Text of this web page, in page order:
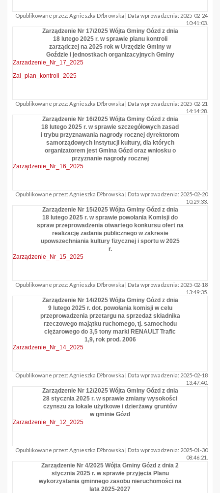
Opublikowane przez: Agnieszka D?browska | Data wprowadzenia: 2025-02-24
10:41:03.
Zarządzenie Nr 17/2025 Wójta Gminy Gózd z dnia
18 lutego 2025 r. w sprawie planu kontroli
zarządczej na 2025 rok w Urzędzie Gminy w
Goździe i jednostkach organizacyjnych Gminy
Zarzadzenie_Nr_17_2025
Zal_plan_kontroli_2025
Opublikowane przez: Agnieszka D?browska | Data wprowadzenia: 2025-02-21
14:14:28.
Zarządzenie Nr 16/2025 Wójta Gminy Gózd z dnia
18 lutego 2025 r. w sprawie szczegółowych zasad
i trybu przyznawania nagrody rocznej dyrektorom
samorządowych instytucji kultury, dla których
organizatorem jest Gmina Gózd oraz wniosku o
przyznanie nagrody rocznej
Zarządzenie_Nr_16_2025
Opublikowane przez: Agnieszka D?browska | Data wprowadzenia: 2025-02-20
10:29:33.
Zarządzenie Nr 15/2025 Wójta Gminy Gózd z dnia
18 lutego 2025 r. w sprawie powołania Komisji do
spraw przeprowadzenia otwartego konkursu ofert na
realizację zadania publicznego w zakresie
upowszechniania kultury fizycznej i sportu w 2025
r.
Zarządzenie_Nr_15_2025
Opublikowane przez: Agnieszka D?browska | Data wprowadzenia: 2025-02-18
13:49:35.
Zarządzenie Nr 14/2025 Wójta Gminy Gózd z dnia
9 lutego 2025 r. dot. powołania komisji w celu
przeprowadzenia przetargu na sprzedaż składnika
rzeczowego majątku ruchomego, tj. samochodu
ciężarowego do 3,5 tony marki RENAULT Trafic
1,9, rok prod. 2006
Zarzadzenie_Nr_14_2025
Opublikowane przez: Agnieszka D?browska | Data wprowadzenia: 2025-02-18
13:47:40.
Zarządzenie Nr 12/2025 Wójta Gminy Gózd z dnia
28 stycznia 2025 r. w sprawie zmiany wysokości
czynszu za lokale użytkowe i dzierżawy gruntów
w gminie Gózd
Zarzadzenie_Nr_12_2025
Opublikowane przez: Agnieszka D?browska | Data wprowadzenia: 2025-01-30
08:46:21.
Zarządzenie Nr 4/2025 Wójta Gminy Gózd z dnia 2
stycznia 2025 r. w sprawie przyjęcia Planu
wykorzystania gminnego zasobu nieruchomości na
lata 2025-2027